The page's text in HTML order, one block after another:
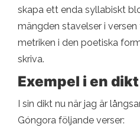
skapa ett enda syllabiskt
mängden stavelser i
metriken i den poetiska
skriva.
Exempel i en dikt
I sin dikt nu när jag är
Góngora följande verser: